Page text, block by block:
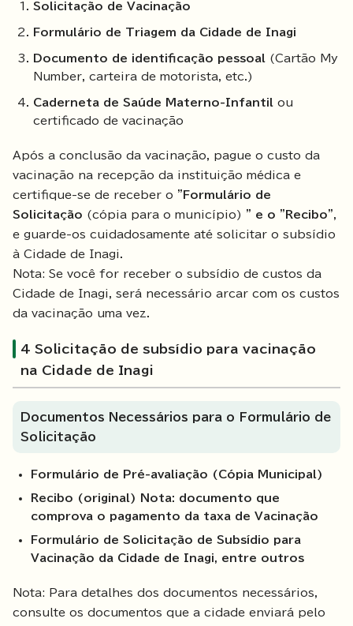
Solicitação de Vacinação
Formulário de Triagem da Cidade de Inagi
Documento de identificação pessoal (Cartão My
Number, carteira de motorista, etc.)
Caderneta de Saúde Materno-Infantil ou
certificado de vacinação
Após a conclusão da vacinação, pague o custo da
vacinação na recepção da instituição médica e
certifique-se de receber o "Formulário de
Solicitação (cópia para o município) " e o "Recibo",
e guarde-os cuidadosamente até solicitar o subsídio
à Cidade de Inagi.
Nota: Se você for receber o subsídio de custos da
Cidade de Inagi, será necessário arcar com os custos
da vacinação uma vez.
4 Solicitação de subsídio para vacinação
na Cidade de Inagi
Documentos Necessários para o Formulário de
Solicitação
Formulário de Pré-avaliação (Cópia Municipal)
Recibo (original) Nota: documento que
comprova o pagamento da taxa de Vacinação
Formulário de Solicitação de Subsídio para
Vacinação da Cidade de Inagi, entre outros
Nota: Para detalhes dos documentos necessários,
consulte os documentos que a cidade enviará pelo